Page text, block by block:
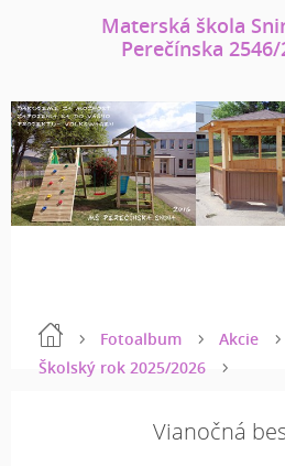
Materská škola
Perečínska 2546/
Fotoalbum
Akcie
Školský rok 2025/2026
Vianočná